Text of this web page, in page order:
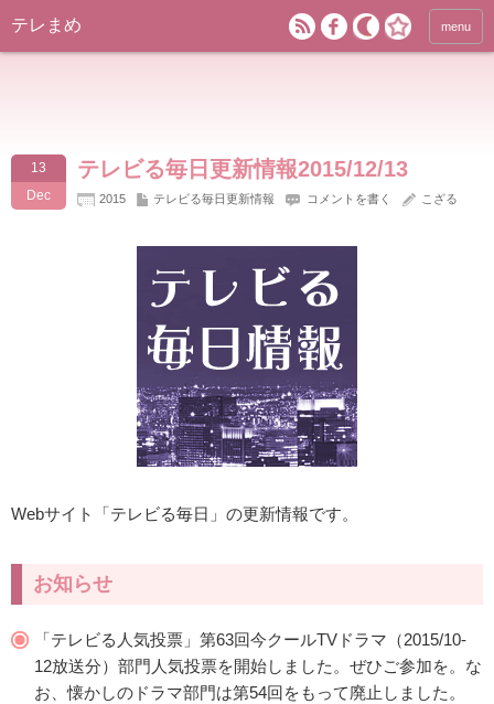
テレまめ menu
13
Dec
テレビる毎日更新情報2015/12/13
2015 テレビる毎日更新情報 コメントを書く こざる
Webサイト「テレビる毎日」の更新情報です。
お知らせ
「テレビる人気投票」第63回今クールTVドラマ（2015/10-
12放送分）部門人気投票を開始しました。ぜひご参加を。な
お、懐かしのドラマ部門は第54回をもって廃止しました。